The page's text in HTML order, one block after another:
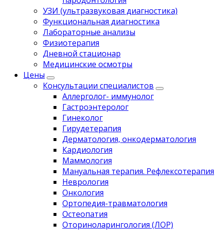
УЗИ (ультразвуковая диагностика)
Функциональная диагностика
Лабораторные анализы
Физиотерапия
Дневной стационар
Медицинские осмотры
Цены
Консультации специалистов
Аллерголог- иммунолог
Гастроэнтеролог
Гинеколог
Гирудетерапия
Дерматология, онкодерматология
Кардиология
Маммология
Мануальная терапия. Рефлексотерапия
Неврология
Онкология
Ортопедия-травматология
Остеопатия
Оториноларингология (ЛОР)